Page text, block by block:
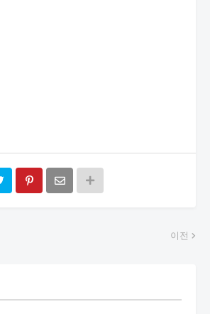
이전